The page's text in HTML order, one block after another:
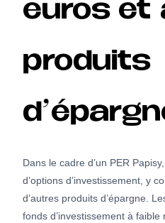
euros et
produits
Dans le cadre d’un PER
d’options d’investissement, y
d’autres produits d’épargne.
fonds d’investissement à